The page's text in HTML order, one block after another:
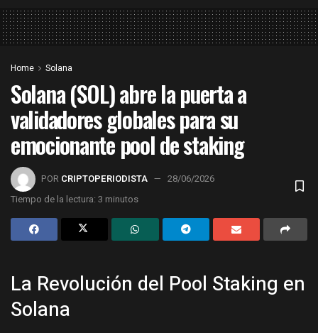
Home Solana
Solana (SOL) abre la puerta a
validadores globales para su
emocionante pool de staking
POR CRIPTOPERIODISTA
28/06/2026
Tiempo de la lectura: 3 minutos
La Revolución del Pool Staking en
Solana